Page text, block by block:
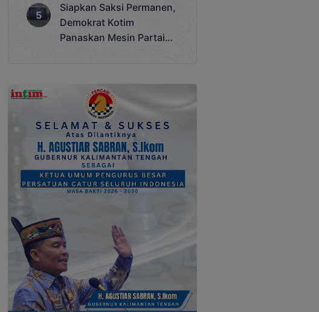
Siapkan Saksi Permanen,
Demokrat Kotim
Panaskan Mesin Partai